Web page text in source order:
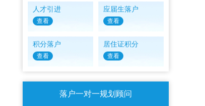
人才引进
查看
应届生落户
查看
积分落户
查看
居住证积分
查看
落户一对一规划顾问